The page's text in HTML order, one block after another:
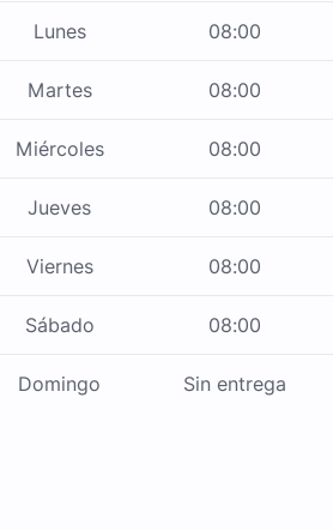
Lunes 08:00
Martes 08:00
Miércoles 08:00
Jueves 08:00
Viernes 08:00
Sábado 08:00
Domingo Sin entrega